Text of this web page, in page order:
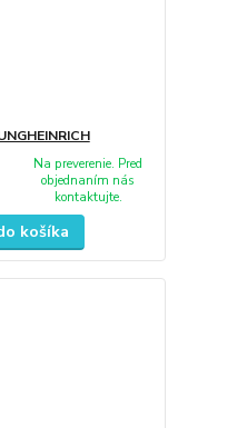
Na preverenie. Pred
objednaním nás
kontaktujte.
košíka